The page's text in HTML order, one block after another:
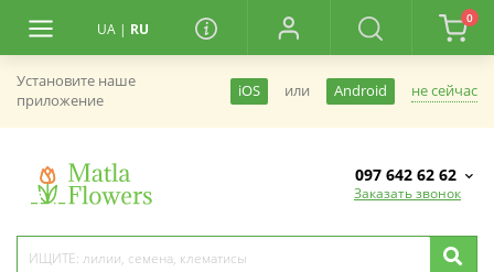
UA | RU
0
Установите наше
приложение
iOS или Android не сейчас
097 642 62 62
Заказать звонок